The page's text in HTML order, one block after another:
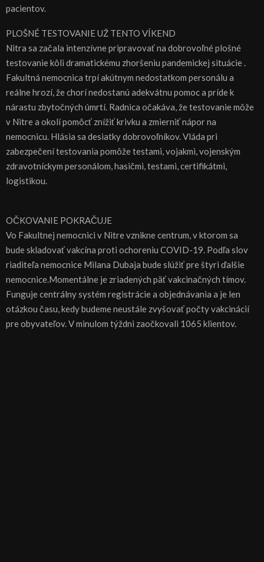
pacientov.
PLOŠNÉ TESTOVANIE UŽ TENTO VÍKEND
Nitra sa začala intenzívne pripravovať na dobrovoľné plošné
testovanie kôli dramatickému zhoršeniu pandemickej situácie .
Fakultná nemocnica trpí akútnym nedostatkom personálu a
reálne hrozí, že chorí nedostanú adekvátnu pomoc a príde k
nárastu zbytočných úmrtí. Radnica očakáva, že testovanie môže
v Nitre a okolí pomôcť znížiť krivku a zmierniť nápor na
nemocnicu. Hlásia sa desiatky dobrovoľníkov. Vláda pri
zabezpečení testovania pomôže testami, vojakmi, vojenským
zdravotníckym personálom, hasičmi, testami, certifikátmi,
logistikou.
OČKOVANIE POKRAČUJE
Vo Fakultnej nemocnici v Nitre vznikne centrum, v ktorom sa
bude skladovať vakcína proti ochoreniu COVID-19. Podľa slov
riaditeľa nemocnice Milana Dubaja bude slúžiť pre štyri ďalšie
nemocnice.Momentálne je zriadených päť vakcinačných tímov.
Funguje centrálny systém registrácie a objednávania a je len
otázkou času, kedy budeme neustále zvyšovať počty vakcinácií
pre obyvateľov. V minulom týždni zaočkovali 1065 klientov.